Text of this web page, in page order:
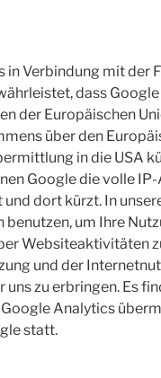
in Verbindung mit der
dass
der Europäischen
über den
in die USA
Google die volle
und dort kürzt. In
um Ihre
Websiteaktivitäten
und der
zu erbringen. Es
Analytics
statt.